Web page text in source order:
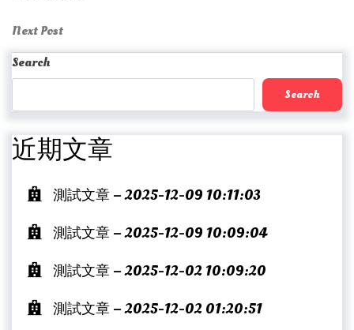
navigation
Next
Post
Next Post
Search
Search
近期文章
測試文章 – 2025-12-09 10:11:03
測試文章 – 2025-12-09 10:09:04
測試文章 – 2025-12-02 10:09:20
測試文章 – 2025-12-02 01:20:51